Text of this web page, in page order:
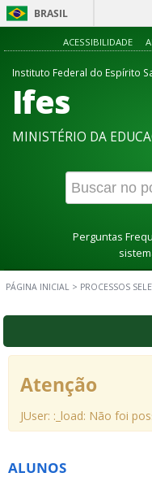
BRASIL
ACESSIBILIDADE
Instituto Federal do Espírito
Ifes
MINISTÉRIO DA
Perguntas
PÁGINA INICIAL > PROCESSOS
Atenção
JUser: :_load: Não foi
ALUNOS